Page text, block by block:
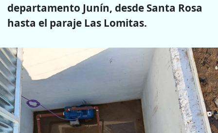
departamento Junín, desde Santa Rosa
hasta el paraje Las Lomitas.